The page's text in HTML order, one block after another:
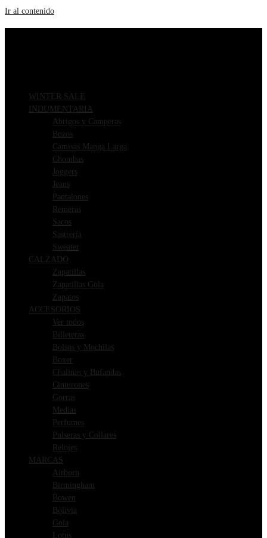
Ir al contenido
WINTER SALE
INDUMENTARIA
Abrigos y Camperas
Buzos
Camisas Manga Larga
Chombas
Joggers
Jeans
Pantalones
Remeras
Sacos
Sastrería
Sweater
CALZADO
Zapatillas
Zapatillas Gola
Zapatos
ACCESORIOS
Ver todos
Billeteras
Bolsos y Mochilas
Boxer
Chalinas y Bufandas
Cinturones
Gorras
Medias
Perfumes
Pulseras y Collares
Relojes
MARCAS
Airborn
Birmingham
Bowen
Bolivia
Gola
Lotus